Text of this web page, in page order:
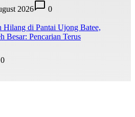
2026
0
Hilang di Pantai Ujong Batee,
Besar: Pencarian Terus
0